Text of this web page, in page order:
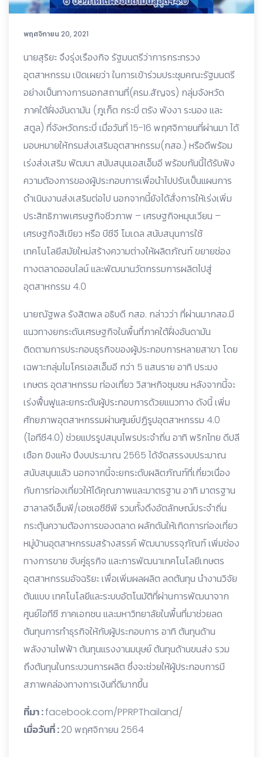
พฤศจิกายน 20, 2021
นายสุริยะ จึงรุ่งเรืองกิจ รัฐมนตรีว่าการกระทรวง
อุตสาหกรรม เปิดเผยว่า ในการเข้าร่วมประชุมคณะรัฐมนตรี
อย่างเป็นทางการนอกสถานที่(ครม.สัญจร) กลุ่มจังหวัด
ภาคใต้ฝั่งอันดามัน (ภูเก็ต กระบี่ ตรัง พังงา ระนอง และ
สตูล) ที่จังหวัดกระบี่ เมื่อวันที่ 15-16 พฤศจิกายนที่ผ่านมา ได้
มอบหมายให้กรมส่งเสริมอุตสาหกรรม(กสอ.) หรือดีพร้อม
เร่งส่งเสริม พัฒนา สนับสนุนเอสเอ็มอี พร้อมกันนี้ได้รับฟัง
ความต้องการของผู้ประกอบการเพื่อนำไปปรับเป็นแผนการ
ดำเนินงานส่งเสริมต่อไป นอกจากนี้ยังได้สั่งการให้เร่งเพิ่ม
ประสิทธิภาพเศรษฐกิจชีวภาพ – เศรษฐกิจหมุนเวียน –
เศรษฐกิจสีเขียว หรือ บีซีจี โมเดล สนับสนุนการใช้
เทคโนโลยีสมัยใหม่สร้างความต่างให้ผลิตภัณฑ์ ขยายช่อง
ทางตลาดออนไลน์ และพัฒนานวัตกรรมการผลิตไปสู่
อุตสาหกรรม 4.0
นายณัฐพล รังสิตพล อธิบดี กสอ. กล่าวว่า ที่ผ่านมากสอ.มี
แนวทางยกระดับเศรษฐกิจในพื้นที่ภาคใต้ฝั่งอันดามัน
ติดตามการประกอบธุรกิจของผู้ประกอบการหลายสาขา โดย
เฉพาะกลุ่มไมโครเอสเอ็มอี กว่า 5 แสนราย อาทิ ประมง
เกษตร อุตสาหกรรม ท่องเที่ยว วิสาหกิจชุมชน หลังจากนี้จะ
เร่งฟื้นฟูและยกระดับผู้ประกอบการด้วยแนวทาง ดังนี้ เพิ่ม
ศักยภาพอุตสาหกรรมผ่านศูนย์ปฏิรูปอุตสาหกรรม 4.0
(ไอทีซี4.0) ช่วยแปรรูปสมุนไพรประจำถิ่น อาทิ พริกไทย ดีปลี
เชือก ขิงแห้ง ปีงบประมาณ 2565 ได้จัดสรรงบประมาณ
สนับสนุนแล้ว นอกจากนี้จะยกระดับผลิตภัณฑ์ที่เกี่ยวเนื่อง
กับการท่องเที่ยวให้ได้คุณภาพและมาตรฐาน อาทิ มาตรฐาน
ฮาลาลจีเอ็มพี/เอชเอซีซีพี รวมทั้งดึงอัตลักษณ์ประจำถิ่น
กระตุ้นความต้องการของตลาด ผลักดันให้เกิดการท่องเที่ยว
หมู่บ้านอุตสาหกรรมสร้างสรรค์ พัฒนาบรรจุภัณฑ์ เพิ่มช่อง
ทางการขาย จับคู่ธุรกิจ และการพัฒนาเทคโนโลยีเกษตร
อุตสาหกรรมอัจฉริยะ เพื่อเพิ่มผลผลิต ลดต้นทุน นำงานวิจัย
ต้นแบบ เทคโนโลยีและระบบอัตโนมัติที่ผ่านการพัฒนาจาก
ศูนย์ไอทีซี ภาคเอกชน และมหาวิทยาลัยในพื้นที่มาช่วยลด
ต้นทุนการทำธุรกิจให้กับผู้ประกอบการ อาทิ ต้นทุนด้าน
พลังงานไฟฟ้า ต้นทุนแรงงานมนุษย์ ต้นทุนด้านขนส่ง รวม
ถึงต้นทุนในกระบวนการผลิต ซึ่งจะช่วยให้ผู้ประกอบการมี
สภาพคล่องทางการเงินที่ดีมากขึ้น
ที่มา :facebook.com/PPRPThailand/
เมื่อวันที่ :20 พฤศจิกายน 2564